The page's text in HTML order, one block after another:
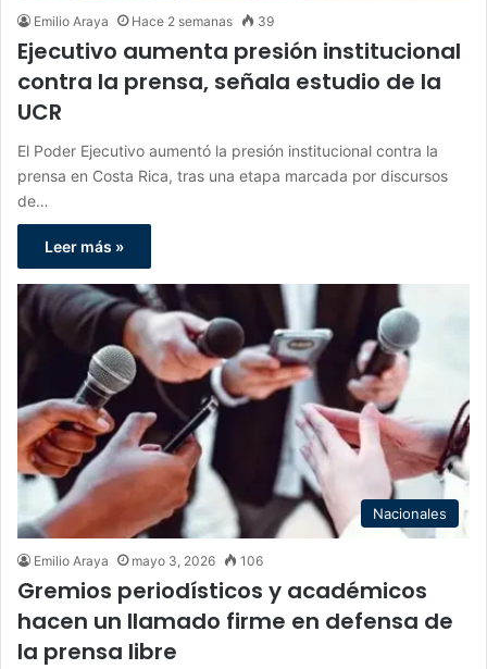
Emilio Araya Hace 2 semanas 39
Ejecutivo aumenta presión institucional
contra la prensa, señala estudio de la
UCR
El Poder Ejecutivo aumentó la presión institucional contra la
prensa en Costa Rica, tras una etapa marcada por discursos
de…
Leer más »
Nacionales
Emilio Araya mayo 3, 2026 106
Gremios periodísticos y académicos
hacen un llamado firme en defensa de
la prensa libre